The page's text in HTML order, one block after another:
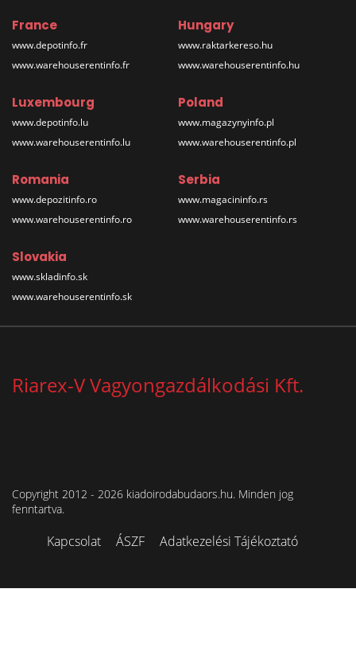
France
www.depotinfo.fr
www.warehouserentinfo.fr
Hungary
www.raktarkereso.hu
www.warehouserentinfo.hu
Luxembourg
www.depotinfo.lu
www.warehouserentinfo.lu
Poland
www.magazynyinfo.pl
www.warehouserentinfo.pl
Romania
www.depozitinfo.ro
www.warehouserentinfo.ro
Serbia
www.magacininfo.rs
www.warehouserentinfo.rs
Slovakia
www.skladinfo.sk
www.warehouserentinfo.sk
Riarex-V Vagyongazdálkodási Kft.
Copyright 2012 - 2026 kiadoirodabudaors.hu. Minden jog
fenntartva.
Kapcsolat ÁSZF Adatkezelési Tájékoztató